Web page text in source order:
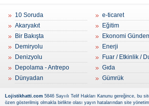
10 Soruda
Akaryakıt
Bir Bakışta
Demiryolu
Denizyolu
Depolama - Antrepo
Dünyadan
e-ticaret
Eğitim
Ekonomi
Enerji
Fuar / Etkinlik /
Gıda
Gümrük
Lojistikhatti.com 5846 Sayıılı Telif Hakları Kanunu gereğince, bu
özen gösterilmiş olmakla birlikte olası yayın hatalarından site